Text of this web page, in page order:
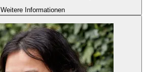
Weitere Informationen